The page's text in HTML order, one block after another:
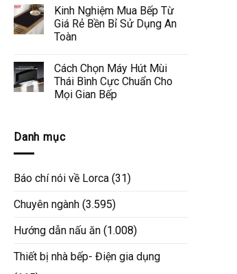
Kinh Nghiệm Mua Bếp Từ
Giá Rẻ Bền Bỉ Sử Dụng An
Toàn
Cách Chọn Máy Hút Mùi
Thái Bình Cực Chuẩn Cho
Mọi Gian Bếp
Danh mục
Báo chí nói về Lorca (31)
Chuyên ngành (3.595)
Hướng dẫn nấu ăn (1.008)
Thiết bị nhà bếp- Điện gia dụng